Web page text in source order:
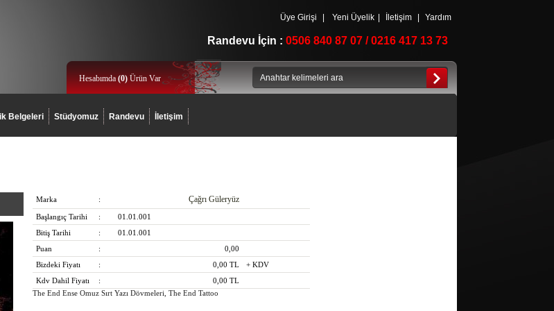
Üye Girişi Yeni Üyelik İletişim Yardım
Randevu İçin : 0506 840 87 07 / 0216 417 13 73
Hesabımda(0) Ürün Var
Belgeleri Stüdyomuz Randevu İletişim
Marka : Çağrı Güleryüz
Başlangıç Tarihi :
01.01.001
Bitiş Tarihi
:
01.01.001
Puan
:
0,00
Bizdeki Fiyatı
: 0,00 TL
+ KDV
Kdv Dahil Fiyatı
: 0,00 TL
The End Ense Omuz Sırt Yazı Dövmeleri, The End Tattoo